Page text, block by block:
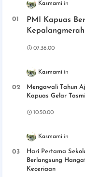
Kasmami
PMI Kapuas
07.36.00
Kasmami
Mengawali Tahun
Kapuas Gelar
10.50.00
Kasmami
Hari Pertama
Berlangsung
Keceriaan